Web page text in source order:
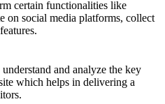
certain functionalities like
on social media platforms, collect
and analyze the key
which helps in delivering a